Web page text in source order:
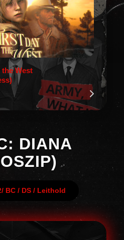
West
DIANA
/ BC / DS / Leithold